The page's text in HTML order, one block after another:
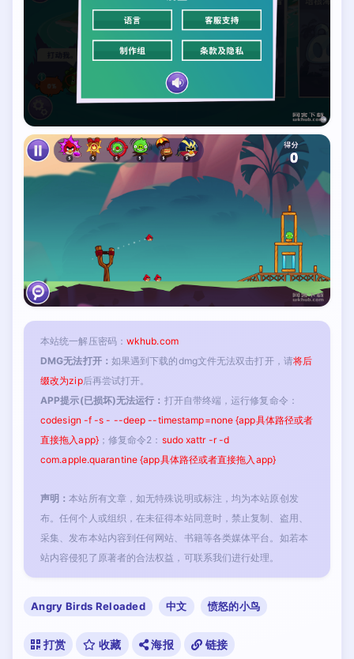
本站统一解压密码： wkhub.com
DMG无法打开： 如果遇到下载的dmg文件无法双击打开，请将后
缀改为zip后再尝试打开。
APP提示(已损坏)无法运行： 打开自带终端，运行修复命令：
codesign -f -s - --deep --timestamp=none {app具体路径或者
直接拖入app}；修复命令2： sudo xattr -r -d
com.apple.quarantine {app具体路径或者直接拖入app}
声明：本站所有文章，如无特殊说明或标注，均为本站原创发
布。任何个人或组织，在未征得本站同意时，禁止复制、盗用、
采集、发布本站内容到任何网站、书籍等各类媒体平台。如若本
站内容侵犯了原著者的合法权益，可联系我们进行处理。
Angry Birds Reloaded 中文 愤怒的小鸟
打赏 收藏 海报 链接